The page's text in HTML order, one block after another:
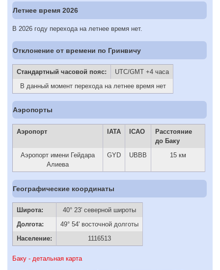
Летнее время 2026
В 2026 году перехода на летнее время нет.
Отклонение от времени по Гринвичу
Стандартный часовой пояс:
UTC/GMT +4 часа
В данный момент перехода на летнее время нет
Аэропорты
Аэропорт IATA ICAO
Расстояние
до Баку
Аэропорт имени Гейдара
Алиева
GYD UBBB 15 км
Географические координаты
Широта:
40° 23' северной широты
Долгота:
49° 54' восточной долготы
Население:
1116513
Баку - детальная карта